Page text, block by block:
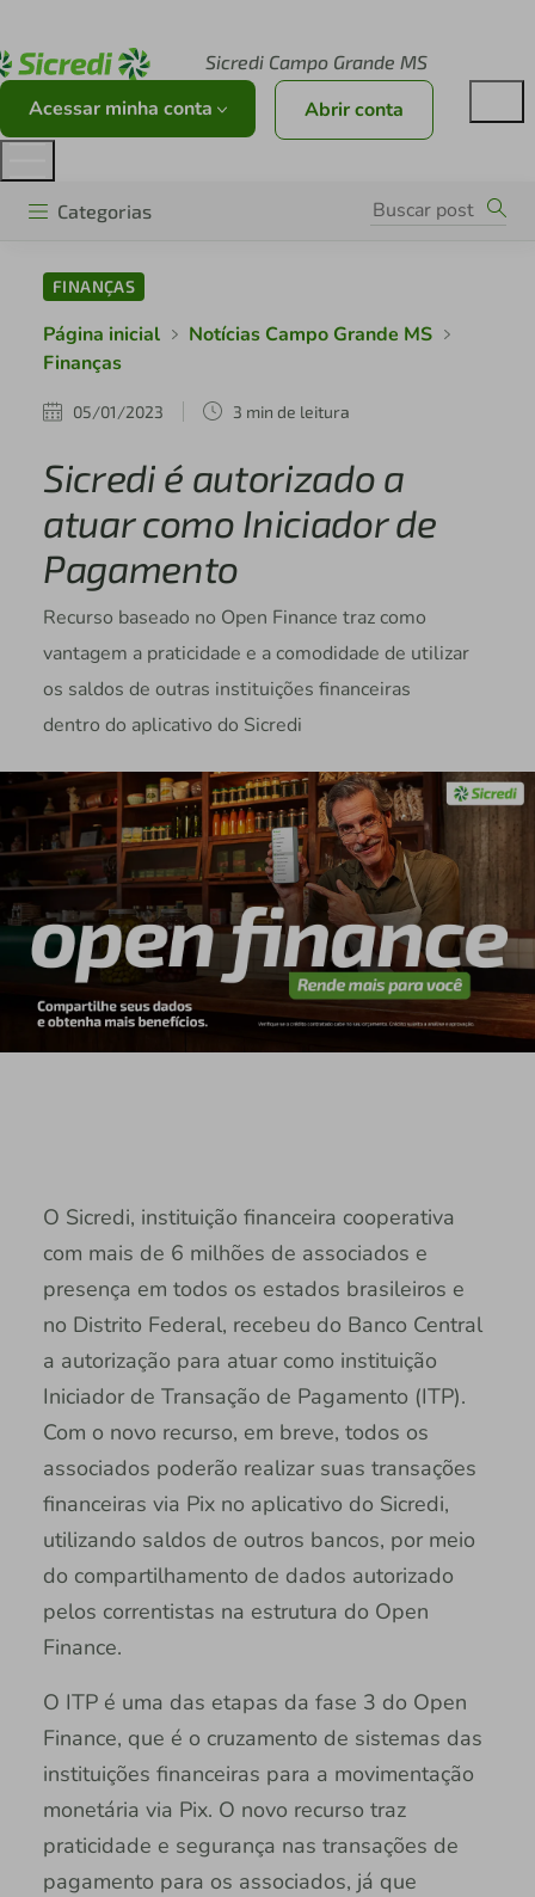
Sicredi Campo Grande MS
Acessar minha conta Abrir conta
Categorias
FINANÇAS
Página inicial
Notícias Campo Grande MS
Finanças
05/01/2023 3 min de leitura
Sicredi é autorizado a
atuar como Iniciador de
Pagamento
Recurso baseado no Open Finance traz como
vantagem a praticidade e a comodidade de utilizar
os saldos de outras instituições financeiras
dentro do aplicativo do Sicredi
O Sicredi, instituição financeira cooperativa
com mais de 6 milhões de associados e
presença em todos os estados brasileiros e
no Distrito Federal, recebeu do Banco Central
a autorização para atuar como instituição
Iniciador de Transação de Pagamento (ITP).
Com o novo recurso, em breve, todos os
associados poderão realizar suas transações
financeiras via Pix no aplicativo do Sicredi,
utilizando saldos de outros bancos, por meio
do compartilhamento de dados autorizado
pelos correntistas na estrutura do Open
Finance.
O ITP é uma das etapas da fase 3 do Open
Finance, que é o cruzamento de sistemas das
instituições financeiras para a movimentação
monetária via Pix. O novo recurso traz
praticidade e segurança nas transações de
pagamento para os associados, já que